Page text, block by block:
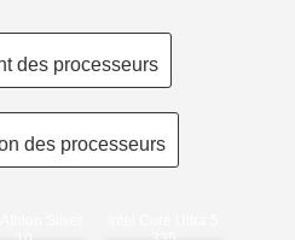
des processeurs
des processeurs